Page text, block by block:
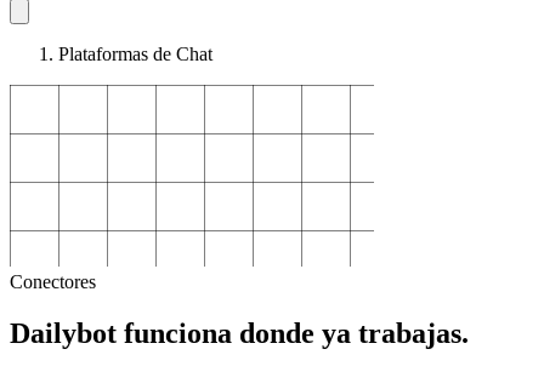
Plataformas de Chat
Conectores
Dailybot funciona donde ya trabajas.